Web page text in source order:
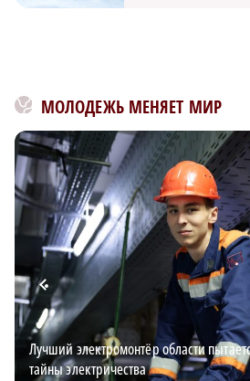
МОЛОДЕЖЬ МЕНЯЕТ МИР
Лучший электромонтёр области
тайны электричества